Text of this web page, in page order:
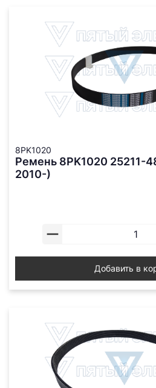
8PK1020
Ремень 8PK1020 25211-
2010-)
Добавить в